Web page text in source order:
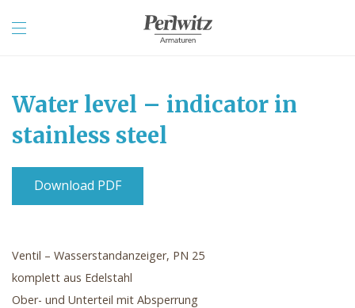
Water level – indicator in
stainless steel
Download PDF
Ventil – Wasserstandanzeiger, PN 25
komplett aus Edelstahl
Ober- und Unterteil mit Absperrung